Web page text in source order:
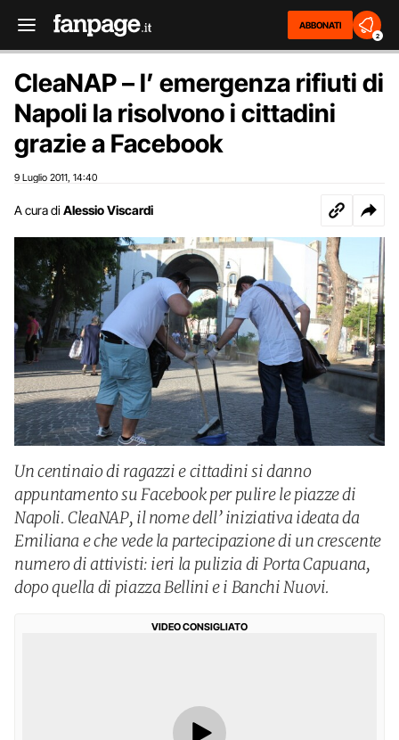
ABBONATI
2
CleaNAP – l’ emergenza rifiuti di
Napoli la risolvono i cittadini
grazie a Facebook
9 Luglio 2011 14:40
A cura di Alessio Viscardi
Un centinaio di ragazzi e cittadini si danno
appuntamento su Facebook per pulire le piazze di
Napoli. CleaNAP, il nome dell’ iniziativa ideata da
Emiliana e che vede la partecipazione di un crescente
numero di attivisti: ieri la pulizia di Porta Capuana,
dopo quella di piazza Bellini e i Banchi Nuovi.
VIDEO CONSIGLIATO